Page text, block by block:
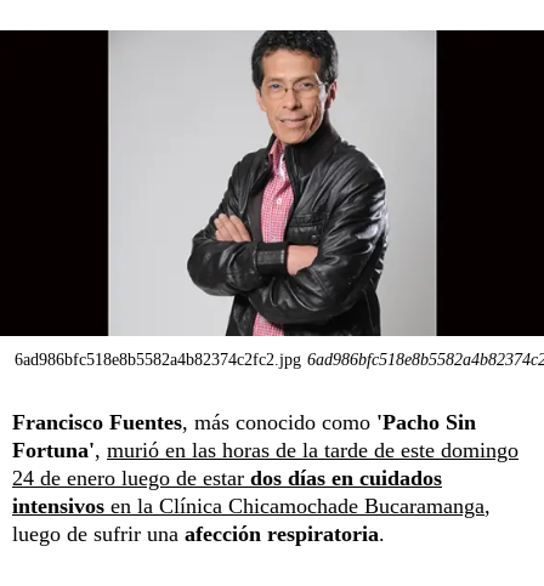
6ad986bfc518e8b5582a4b82374c2fc2.jpg
Francisco Fuentes, más conocido como 'Pacho Sin
Fortuna', murió en las horas de la tarde de este domingo
24 de enero luego de estar dos días en cuidados
intensivos en la Clínica Chicamochade Bucaramanga,
luego de sufrir una afección respiratoria.